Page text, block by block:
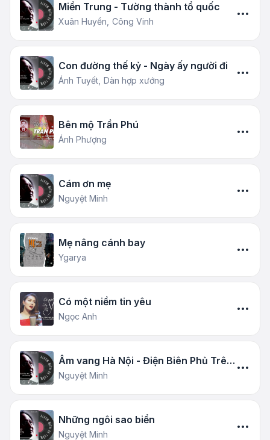
Miền Trung - Tường thành tổ quốc
Xuân Huyền, Công Vinh
Con đường thế kỷ - Ngày ấy người đi
Ánh Tuyết, Dàn hợp xướng
Bên mộ Trần Phú
Ánh Phượng
Cám ơn mẹ
Nguyệt Minh
Mẹ nâng cánh bay
Ygarya
Có một niềm tin yêu
Ngọc Anh
Âm vang Hà Nội - Điện Biên Phủ Trên
Không
Nguyệt Minh
Những ngôi sao biển
Nguyệt Minh